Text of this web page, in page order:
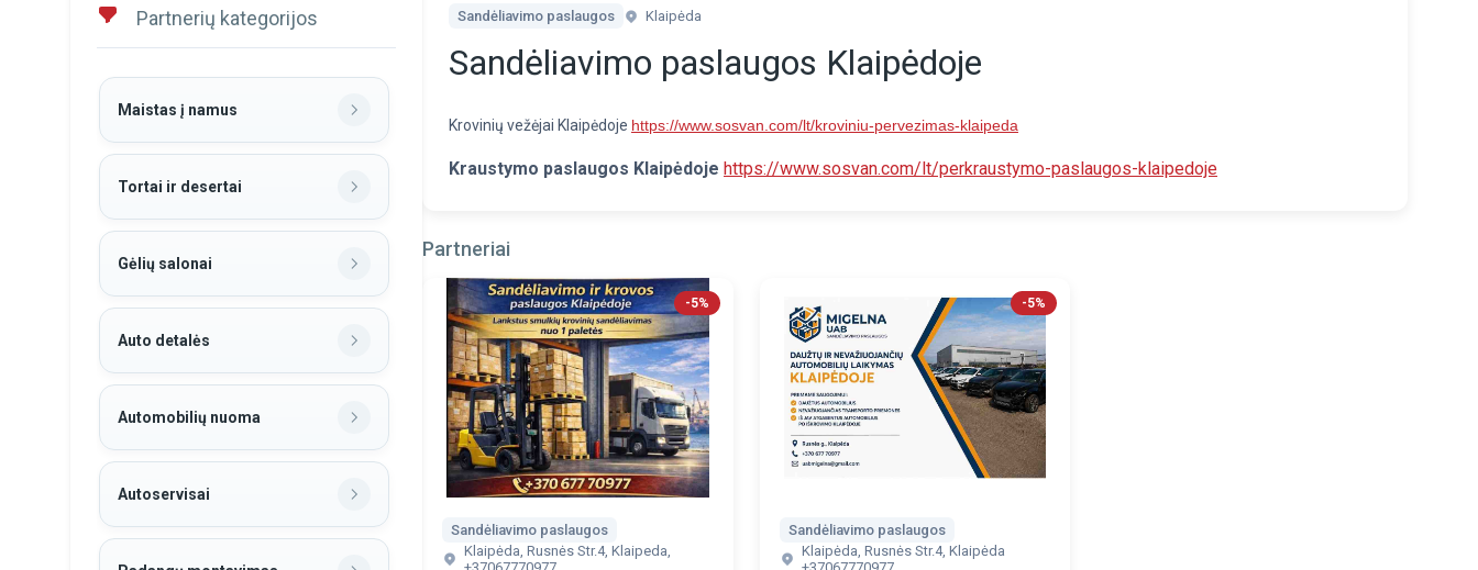
Partnerių kategorijos
Maistas į namus
Tortai ir desertai
Gėlių salonai
Auto detalės
Automobilių nuoma
Autoservisai
Sandėliavimo paslaugos Klaipėda
Sandėliavimo paslaugos Klaipėdoje
Krovinių vežėjai Klaipėdoje https://www.sosvan.com/lt/kroviniu-pervezimas-klaipeda
Kraustymo paslaugos Klaipėdoje https://www.sosvan.com/lt/perkraustymo-paslaugos-klaipedoje
Partneriai
-5%
Sandėliavimo paslaugos
Klaipėda, Rusnės Str.4, Klaipeda,
-5%
Sandėliavimo paslaugos
Klaipėda, Rusnės Str.4, Klaipėda